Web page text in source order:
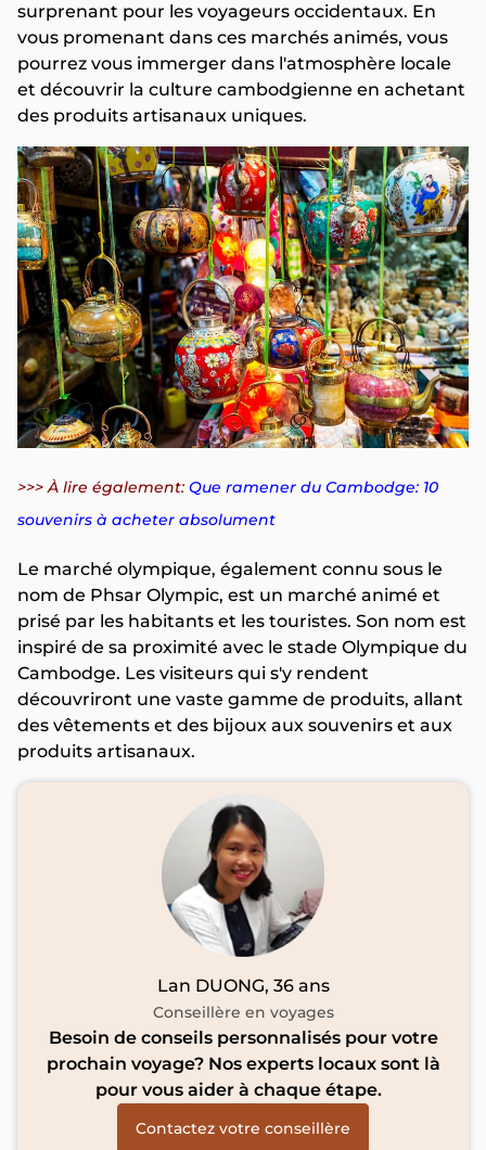
surprenant pour les voyageurs occidentaux. En
vous promenant dans ces marchés animés, vous
pourrez vous immerger dans l'atmosphère locale
et découvrir la culture cambodgienne en achetant
des produits artisanaux uniques.
>>> À lire également: Que ramener du Cambodge: 10
souvenirs à acheter absolument
Le marché olympique, également connu sous le
nom de Phsar Olympic, est un marché animé et
prisé par les habitants et les touristes. Son nom est
inspiré de sa proximité avec le stade Olympique du
Cambodge. Les visiteurs qui s'y rendent
découvriront une vaste gamme de produits, allant
des vêtements et des bijoux aux souvenirs et aux
produits artisanaux.
Lan DUONG, 36 ans
Conseillère en voyages
Besoin de conseils personnalisés pour votre
prochain voyage? Nos experts locaux sont là
pour vous aider à chaque étape.
Contactez votre conseillère